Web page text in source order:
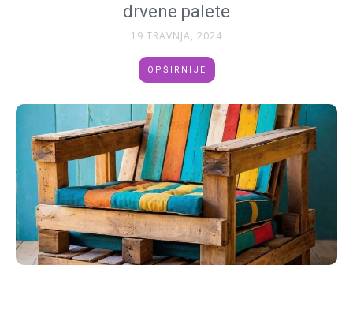
drvene palete
19 TRAVNJA, 2024
OPŠIRNIJE